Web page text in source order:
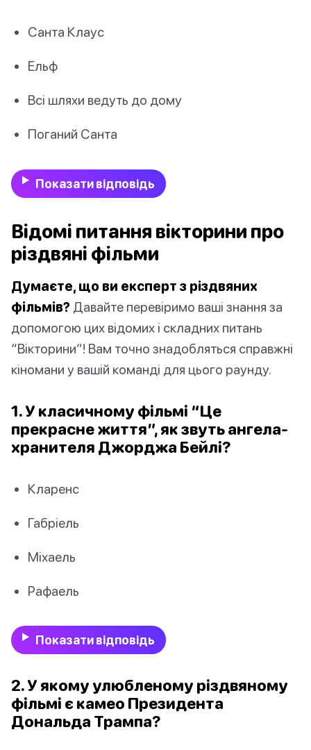
Санта Клаус
Ельф
Всі шляхи ведуть до дому
Поганий Санта
Показати відповідь
Відомі питання вікторини про
різдвяні фільми
Думаєте, що ви експерт з різдвяних
фільмів? Давайте перевіримо ваші знання за
допомогою цих відомих і складних питань
“Вікторини”! Вам точно знадобляться справжні
кіномани у вашій команді для цього раунду.
1. У класичному фільмі “Це
прекрасне життя”, як звуть ангела-
хранителя Джорджа Бейлі?
Кларенс
Габріель
Міхаель
Рафаель
Показати відповідь
2. У якому улюбленому різдвяному
фільмі є камео Президента
Дональда Трампа?